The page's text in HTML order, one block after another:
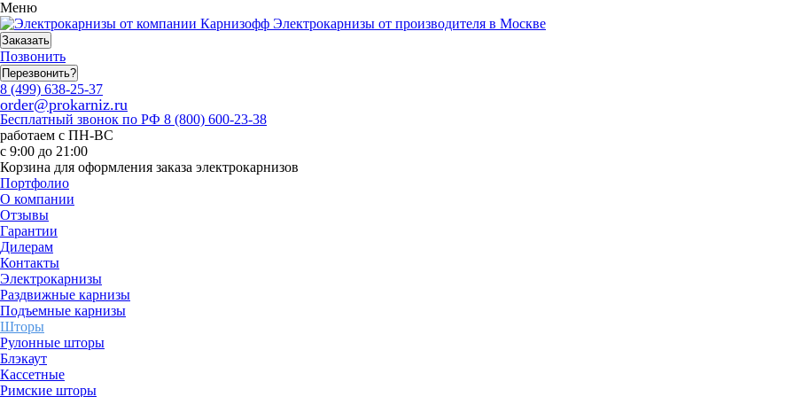
Меню
Электрокарнизы от производителя в Москве
Заказать
Позвонить
Перезвонить?
8 (499) 638-25-37
order@prokarniz.ru
Бесплатный звонок по РФ 8 (800) 600-23-38
работаем с ПН-ВС
с 9:00 до 21:00
Корзина для оформления заказа электрокарнизов
Портфолио
О компании
Отзывы
Гарантии
Дилерам
Контакты
Электрокарнизы
Раздвижные карнизы
Подъемные карнизы
Шторы
Рулонные шторы
Блэкаут
Кассетные
Римские шторы